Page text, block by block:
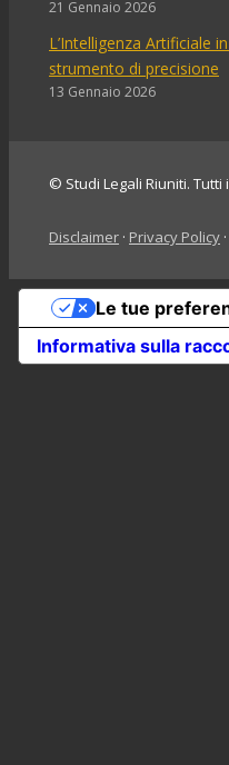
21 Gennaio 2026
L’Intelligenza Artificiale
strumento di precisione
13 Gennaio 2026
© Studi Legali Riuniti. Tutti
Disclaimer · Privacy Policy ·
Informativa sulla
Le tue